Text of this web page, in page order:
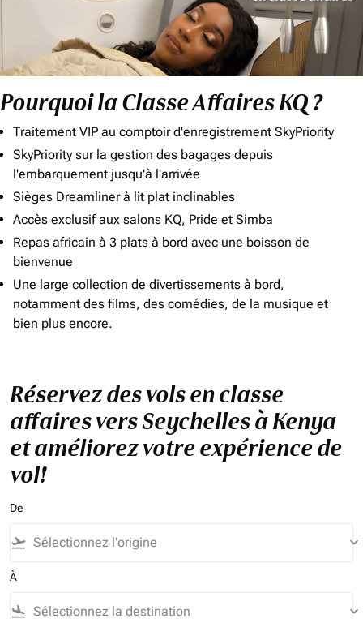
Pourquoi la Classe Affaires KQ ?
Traitement VIP au comptoir d'enregistrement SkyPriority
SkyPriority sur la gestion des bagages depuis
l'embarquement jusqu'à l'arrivée
Sièges Dreamliner à lit plat inclinables
Accès exclusif aux salons KQ, Pride et Simba
Repas africain à 3 plats à bord avec une boisson de
bienvenue
Une large collection de divertissements à bord,
notamment des films, des comédies, de la musique et
bien plus encore.
Réservez des vols en classe
affaires vers Seychelles à Kenya
et améliorez votre expérience de
vol!
De
flight_takeoff keyboard_arrow_down
À
flight_land keyboard_arrow_down